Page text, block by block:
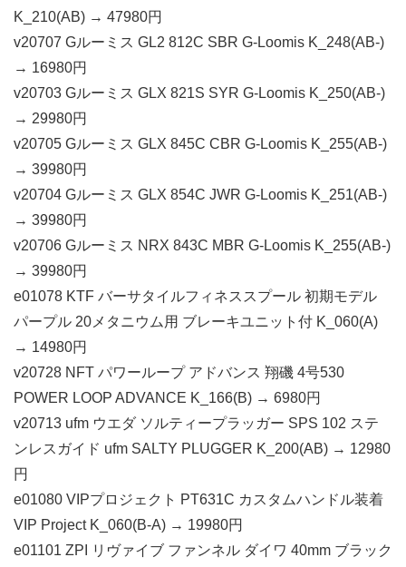
K_210(AB) → 47980円
v20707 Gルーミス GL2 812C SBR G-Loomis K_248(AB-)
→ 16980円
v20703 Gルーミス GLX 821S SYR G-Loomis K_250(AB-)
→ 29980円
v20705 Gルーミス GLX 845C CBR G-Loomis K_255(AB-)
→ 39980円
v20704 Gルーミス GLX 854C JWR G-Loomis K_251(AB-)
→ 39980円
v20706 Gルーミス NRX 843C MBR G-Loomis K_255(AB-)
→ 39980円
e01078 KTF バーサタイルフィネススプール 初期モデル
パープル 20メタニウム用 ブレーキユニット付 K_060(A)
→ 14980円
v20728 NFT パワーループ アドバンス 翔磯 4号530
POWER LOOP ADVANCE K_166(B) → 6980円
v20713 ufm ウエダ ソルティープラッガー SPS 102 ステ
ンレスガイド ufm SALTY PLUGGER K_200(AB) → 12980
円
e01080 VIPプロジェクト PT631C カスタムハンドル装着
VIP Project K_060(B-A) → 19980円
e01101 ZPI リヴァイブ ファンネル ダイワ 40mm ブラック